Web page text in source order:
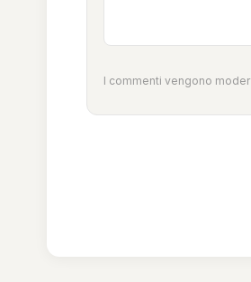
I commenti vengono